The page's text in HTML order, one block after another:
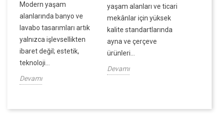
Modern yaşam
alanlarında banyo ve
lavabo tasarımları artık
yalnızca işlevsellikten
ibaret değil; estetik,
teknoloji...
Devamı
yaşam alanları ve ticari
mekânlar için yüksek
kalite standartlarında
ayna ve çerçeve
ürünleri...
Devamı